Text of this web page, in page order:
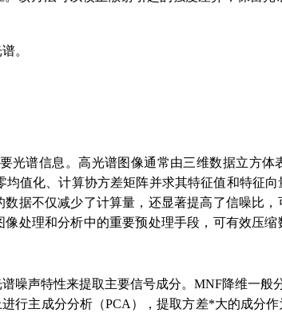
。
谱信息。高光谱图像通常由三维数据立方体
值化、计算协方差矩阵并求其特征值和特征向
据不仅减少了计算量，还显著提高了信噪比
处理和分析中的重要预处理手段，可有效压
噪声特性来提取主要信号成分。MNF降维一般
行主成分分析（PCA），提取方差*大的成分